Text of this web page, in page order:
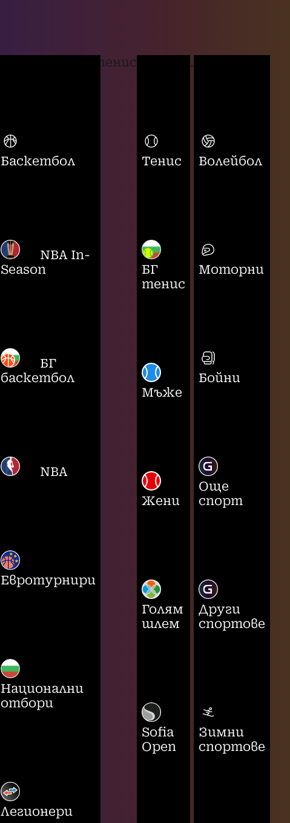
Баскетбол
NBA In-
Season
БГ
баскетбол
NBA
Евротурнири
Национални
отбори
Легионери
тенис
Тенис
БГ
тенис
Мъже
Жени
Голям
шлем
Sofia
Open
...
Волейбол
Моторни
Бойни
Още
спорт
Други
спортове
Зимни
спортове